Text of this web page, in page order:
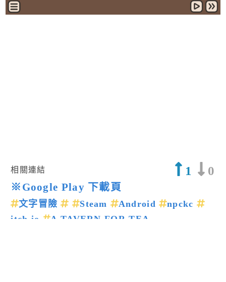
相關連結
※Google Play 下載頁
1 0
文字冒險 Steam Android
npckc
itch.io
A TAVERN FOR TEA